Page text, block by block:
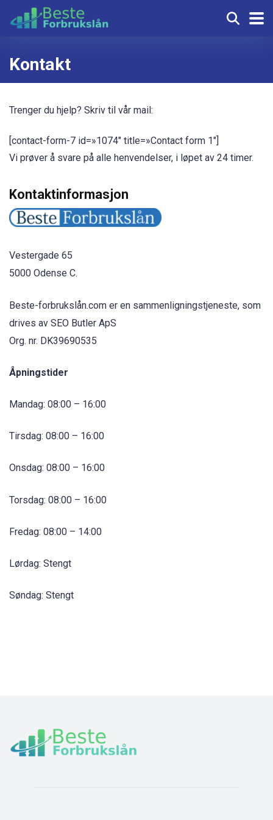
Kontakt
Trenger du hjelp? Skriv til vår mail:
[contact-form-7 id=»1074″ title=»Contact form 1″]
Vi prøver å svare på alle henvendelser, i løpet av 24 timer.
Kontaktinformasjon
Vestergade 65
5000 Odense C.
Beste-forbrukslån.com er en sammenligningstjeneste, som
drives av SEO Butler ApS
Org. nr. DK39690535
Åpningstider
Mandag: 08:00 – 16:00
Tirsdag: 08:00 – 16:00
Onsdag: 08:00 – 16:00
Torsdag: 08:00 – 16:00
Fredag: 08:00 – 14:00
Lørdag: Stengt
Søndag: Stengt